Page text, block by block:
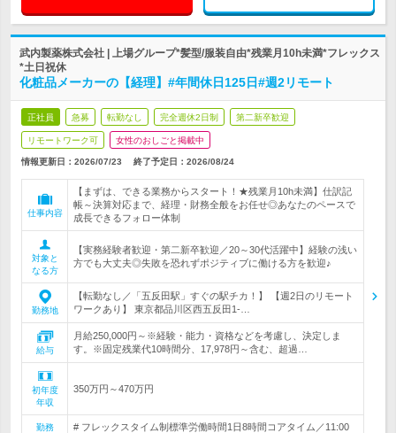
武内製薬株式会社 | 上場グループ*髪型/服装自由*残業月10h未満*フレックス
*土日祝休
化粧品メーカーの【経理】#年間休日125日#週2リモート
正社員 急募 転勤なし 完全週休2日制 第二新卒歓迎
リモートワーク可 女性のおしごと掲載中
情報更新日：2026/07/23 終了予定日： 2026/08/24
仕事内容
【まずは、できる業務からスタート！★残業月10h未満】仕訳記
帳～決算対応まで、経理・財務全般をお任せ◎あなたのペースで
成長できるフォロー体制
対象と
なる方
【実務経験者歓迎・第二新卒歓迎／20～30代活躍中】経験の浅い
方でも大丈夫◎失敗を恐れずポジティブに働ける方を歓迎♪
勤務地
【転勤なし／「五反田駅」すぐの駅チカ！】 【週2日のリモート
ワークあり】 東京都品川区西五反田1-…
給与
月給250,000円～※経験・能力・資格などを考慮し、決定しま
す。※固定残業代10時間分、17,978円～含む、超過…
初年度
年収
350万円～470万円
勤務
# フレックスタイム制標準労働時間1日8時間コアタイム／11:00